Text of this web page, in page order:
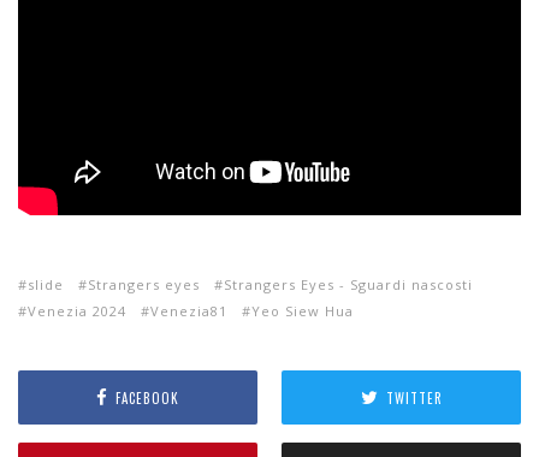
slide Strangers eyes
Strangers Eyes - Sguardi nascosti
Venezia 2024
Venezia81 Yeo Siew Hua
FACEBOOK TWITTER